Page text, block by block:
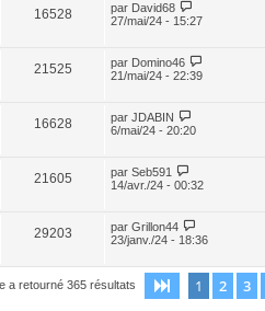
16528 par David68
27/mai/24 - 15:27
21525 par Domino46
21/mai/24 - 22:39
16628 par JDABIN
6/mai/24 - 20:20
21605 par Seb591
14/avr./24 - 00:32
29203 par Grillon44
23/janv./24 - 18:36
a retourné 365 résultats Page sur19
1 2 3